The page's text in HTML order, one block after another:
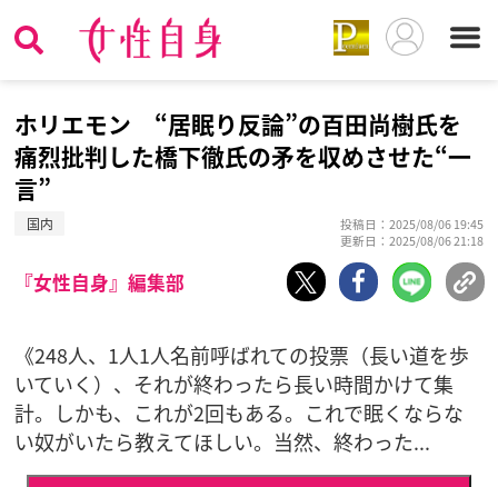
ホリエモン “居眠り反論”の百田尚樹氏を
痛烈批判した橋下徹氏の矛を収めさせた“一
言”
国内
投稿日：2025/08/06 19:45
更新日：2025/08/06 21:18
『女性自身』編集部
《248人、1人1人名前呼ばれての投票（長い道を歩
いていく）、それが終わったら長い時間かけて集
計。しかも、これが2回もある。これで眠くならな
い奴がいたら教えてほしい。当然、終わった...